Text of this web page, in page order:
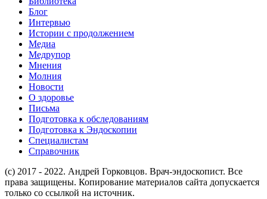
Блог
Интервью
Истории с продолжением
Медиа
Медрупор
Мнения
Молния
Новости
О здоровье
Письма
Подготовка к обследованиям
Подготовка к Эндоскопии
Специалистам
Справочник
(c) 2017 - 2022. Андрей Горковцов. Врач-эндоскопист. Все
права защищены. Копирование материалов сайта допускается
только со ссылкой на источник.